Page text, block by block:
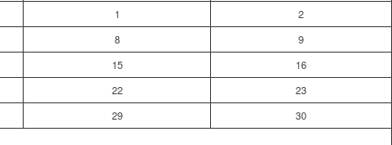
1
2
8
9
15
16
22
23
29
30